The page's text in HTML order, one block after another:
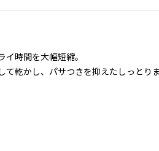
時間を大幅短縮。
乾かし、パサつきを抑えたしっとり